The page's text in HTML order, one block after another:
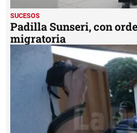
SUCESOS
Padilla Sunseri, con
migratoria